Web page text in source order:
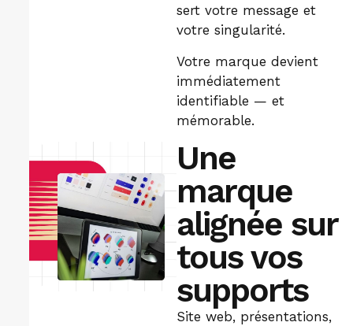
sert votre message et
votre singularité.
Votre marque devient
immédiatement
identifiable — et
mémorable.
Une
marque
alignée sur
tous vos
supports
Site web, présentations,